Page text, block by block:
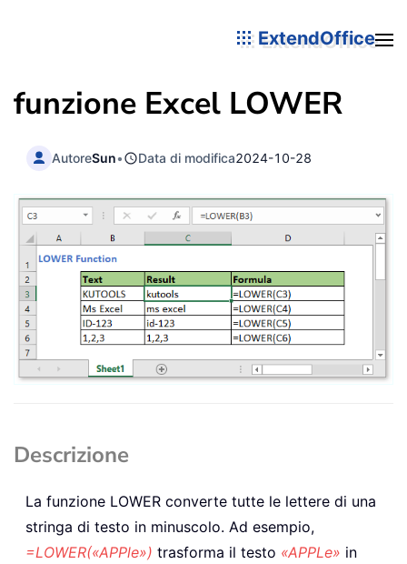
ExtendOffice
funzione Excel LOWER
AutoreSun• Data di modifica2024-10-28
Descrizione
La funzione LOWER converte tutte le lettere di una
stringa di testo in minuscolo. Ad esempio,
=LOWER(«APPle») trasforma il testo «APPLe» in